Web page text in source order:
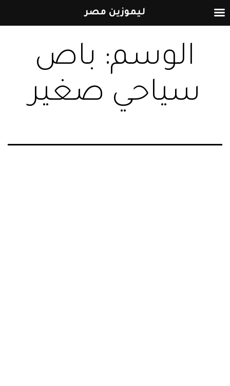
إلى
المحتوىالوسم: باص
سياحي صغير
ليموزين مصر